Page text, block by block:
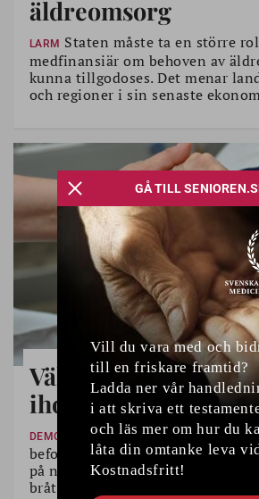
äldreomsorg
LARM Staten måste ta en större
medfinansiär om behoven av
kunna tillgodoses. Det menar
och regioner i sin senaste
Välfärden – hur ska
ihop?
DEMOGRAFIDebatten om den
befolkningens utmaningar har
på nacken. Men nu höjs plötsligt
bråttom. Om det är alla överens.